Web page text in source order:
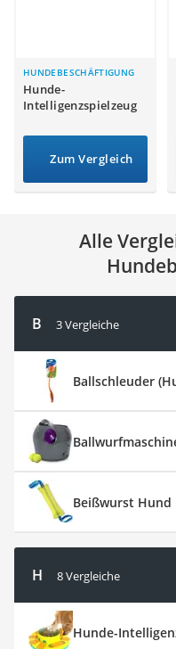
Massagegerät
Service
HUNDEBESCHÄFTIGUNG
Hunde-
Intelligenzspielzeug
Zum Vergleich
Alle
B 3 Vergleiche
Ballschleuder
Beißwurst Hund
H 8 Vergleiche
Hunde-